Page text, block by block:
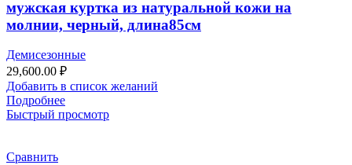
мужская куртка из натуральной кожи на
молнии, черный, длина85см
Демисезонные
29,600.00 ₽
Добавить в список желаний
Подробнее
Быстрый просмотр
Сравнить